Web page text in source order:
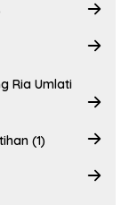
Ria Umlati
(1)